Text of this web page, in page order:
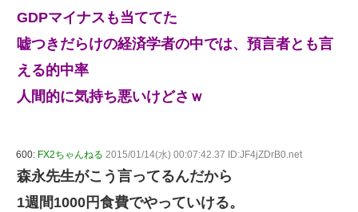
GDPマイナスも当ててた
嘘つきだらけの経済学者の中では、預言者とも言
える的中率
人間的に気持ち悪いけどさｗ
600: FX2ちゃんねる 2015/01/14(水) 00:07:42.37 ID:JF4jZDrB0.net
森永先生がこう言ってるんだから
1週間1000円食費でやっていける。